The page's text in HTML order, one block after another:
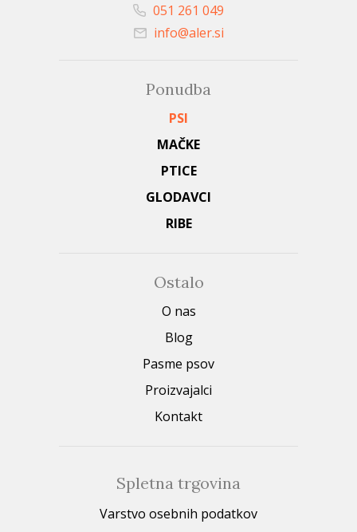
051 261 049
info@aler.si
Ponudba
PSI
MAČKE
PTICE
GLODAVCI
RIBE
Ostalo
O nas
Blog
Pasme psov
Proizvajalci
Kontakt
Spletna trgovina
Varstvo osebnih podatkov